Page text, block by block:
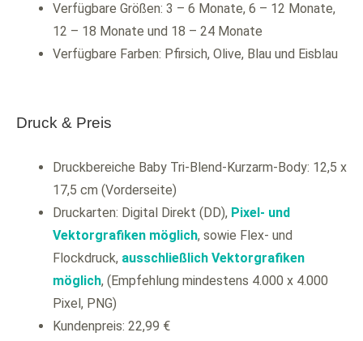
Verfügbare Größen: 3 – 6 Monate, 6 – 12 Monate,
12 – 18 Monate und 18 – 24 Monate
Verfügbare Farben: Pfirsich, Olive, Blau und Eisblau
Druck & Preis
Druckbereiche Baby Tri-Blend-Kurzarm-Body: 12,5 x
17,5 cm (Vorderseite)
Druckarten: Digital Direkt (DD), Pixel- und
Vektorgrafiken möglich, sowie Flex- und
Flockdruck, ausschließlich Vektorgrafiken
möglich, (Empfehlung mindestens 4.000 x 4.000
Pixel, PNG)
Kundenpreis: 22,99 €